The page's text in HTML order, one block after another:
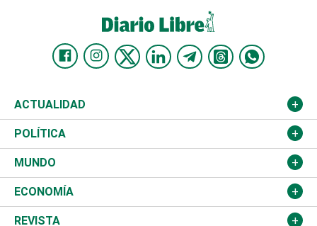
ACTUALIDAD
Nacional
Ciudad
Educación
Salud
POLÍTICA
Partidos
JCE
TSE
MUNDO
Estados Unidos
América Latina
ECONOMÍA
Finanzas
REVISTA